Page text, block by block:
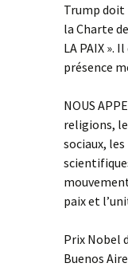
Trump doit
la Charte
LA PAIX ».
présence
NOUS
religions,
sociaux,
paix et
Prix Nobel
Buenos